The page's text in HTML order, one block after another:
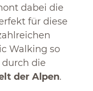
dabei die
für diese
Walking so
die
der Alpen.